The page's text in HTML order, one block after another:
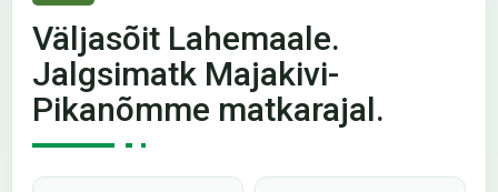
Väljasõit Lahemaale.
Jalgsimatk Majakivi-
Pikanõmme matkarajal.